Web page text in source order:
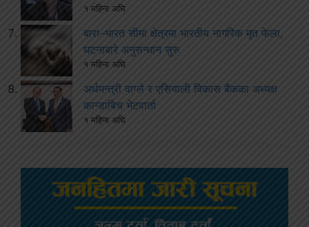
१ महिना अघि
बारा–भारत सीमा क्षेत्रमा भारतीय नागरिक मृत फेला,
घटनाबारे अनुसन्धान सुरु
१ महिना अघि
अर्थमन्त्री वाग्ले र एसियाली विकास बैंकका अध्यक्ष
कान्डाबिच भेटवार्ता
१ महिना अघि